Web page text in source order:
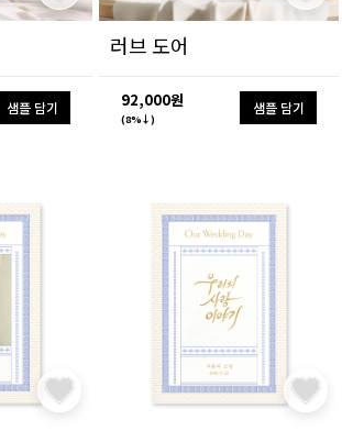
샘플 담기
러브 도어
92,000원
(8%↓)
샘플 담기